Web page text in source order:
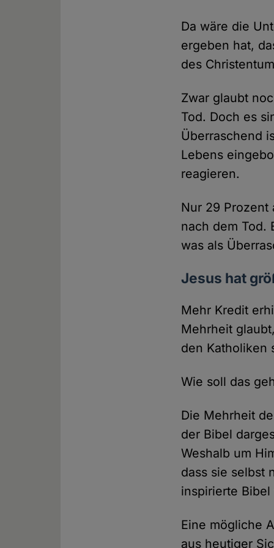
Da wäre die
ergeben hat,
des
Zwar glaubt
Tod. Doch es
Überraschend
Lebens
reagieren.
Nur 29 Prozent
nach dem Tod.
was als
Jesus hat
Mehr Kredit
Mehrheit
den Katholiken
Wie soll das
Die Mehrheit
der Bibel
Weshalb um
dass sie selbst
inspirierte Bibel
Eine mögliche
aus heutiger